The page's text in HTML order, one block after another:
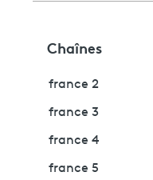
Chaînes
france 2
france 3
france 4
france 5